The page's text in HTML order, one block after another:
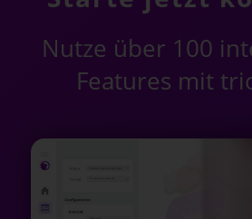
Nutze über 100
Features mit